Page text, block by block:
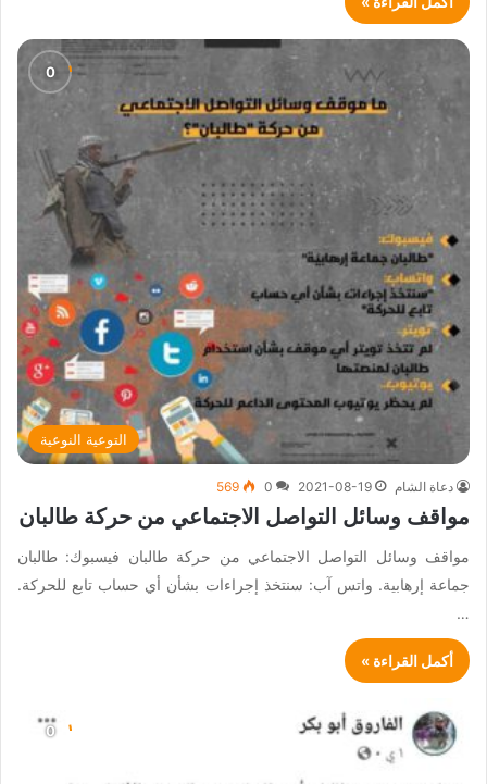
التوعية النوعية
دعاة الشام 2021-08-19
0
569
مواقف وسائل التواصل الاجتماعي من حركة طالبان
مواقف وسائل التواصل الاجتماعي من حركة طالبان فيسبوك: طالبان
جماعة إرهابية. واتس آب: سنتخذ إجراءات بشأن أي حساب تابع للحركة.
…
أكمل القراءة »